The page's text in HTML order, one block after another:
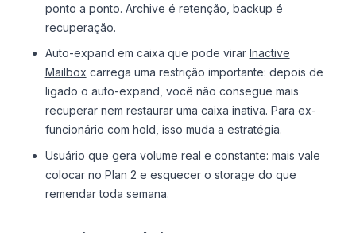
ponto a ponto. Archive é retenção, backup é
recuperação.
Auto-expand em caixa que pode virar Inactive
Mailbox carrega uma restrição importante: depois de
ligado o auto-expand, você não consegue mais
recuperar nem restaurar uma caixa inativa. Para ex-
funcionário com hold, isso muda a estratégia.
Usuário que gera volume real e constante: mais vale
colocar no Plan 2 e esquecer o storage do que
remendar toda semana.